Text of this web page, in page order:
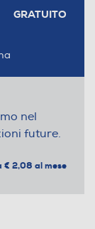
GRATUITO
nel
future.
€ 2,08 al mese